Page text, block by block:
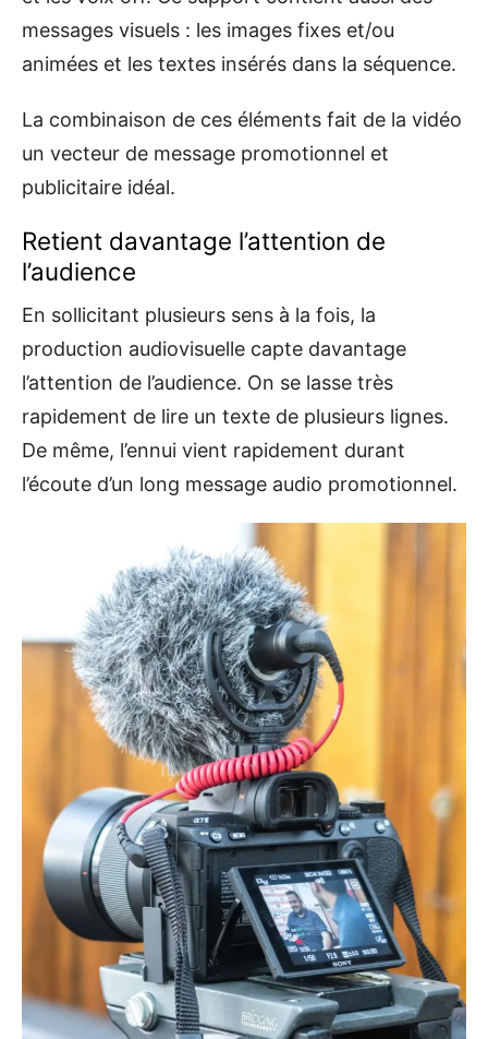
messages visuels : les images fixes et/ou
animées et les textes insérés dans la séquence.
La combinaison de ces éléments fait de la vidéo
un vecteur de message promotionnel et
publicitaire idéal.
Retient davantage l’attention de
l’audience
En sollicitant plusieurs sens à la fois, la
production audiovisuelle capte davantage
l’attention de l’audience. On se lasse très
rapidement de lire un texte de plusieurs lignes.
De même, l’ennui vient rapidement durant
l’écoute d’un long message audio promotionnel.